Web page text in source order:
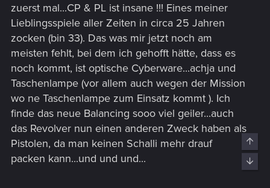
zuerst mal...CP & PL ist insane !!! Eines meiner
Lieblingsspiele aller Zeiten in circa 25 Jahren
zocken (bin 33). Das was mir jetzt noch am
meisten fehlt, bei dem ich gehofft hätte, dass es
noch kommt, ist optische Cyberware...achja und
Taschenlampe (vor allem auch wegen der Mission
wo ne Taschenlampe zum Einsatz kommt ). Ich
finde das neue Balancing sooo viel geiler...auch
das Revolver nun einen anderen Zweck haben als
Pistolen, da man keinen Schalli mehr drauf
packen kann...und und und...
Top